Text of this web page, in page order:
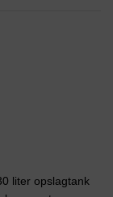
liter opslagtank